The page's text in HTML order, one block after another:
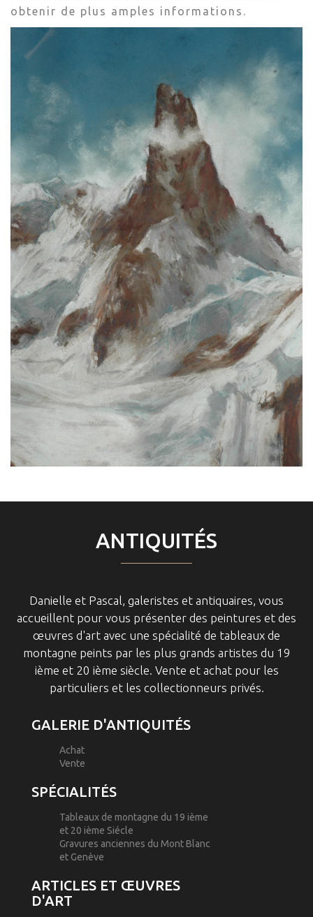
obtenir de plus amples informations.
ANTIQUITÉS
Danielle et Pascal, galeristes et antiquaires, vous
accueillent pour vous présenter des peintures et des
œuvres d'art avec une spécialité de tableaux de
montagne peints par les plus grands artistes du 19
ième et 20 ième siècle. Vente et achat pour les
particuliers et les collectionneurs privés.
GALERIE D'ANTIQUITÉS
Achat
Vente
SPÉCIALITÉS
Tableaux de montagne du 19 ième
et 20 ième Siécle
Gravures anciennes du Mont Blanc
et Genève
ARTICLES ET ŒUVRES
D'ART